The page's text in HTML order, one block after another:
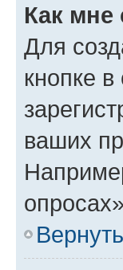
Как мне
Для
кнопке
ваших